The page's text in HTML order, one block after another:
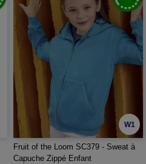
W1
Fruit of the Loom SC379 - Sweat à
Capuche Zippé Enfant